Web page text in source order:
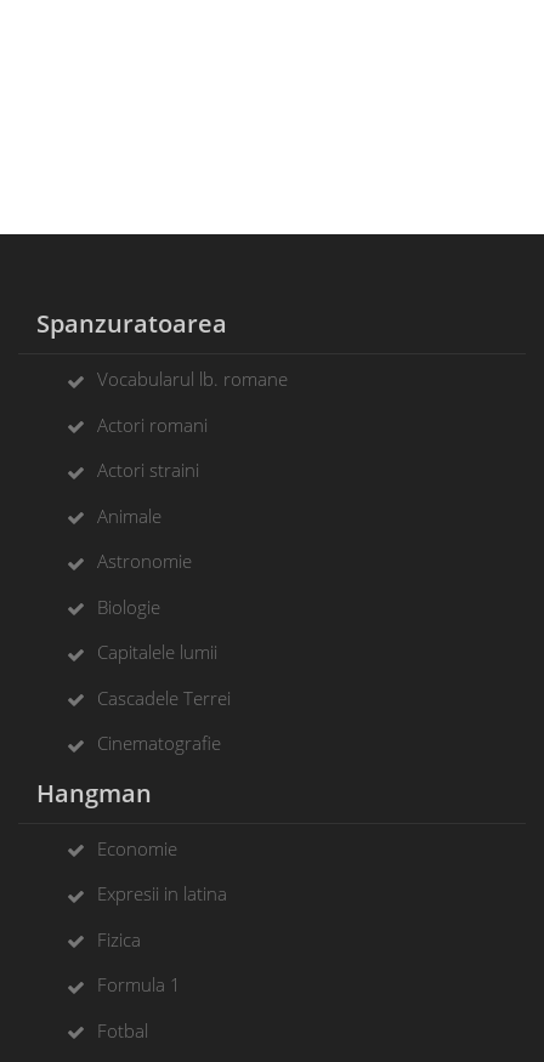
Spanzuratoarea
Vocabularul lb. romane
Actori romani
Actori straini
Animale
Astronomie
Biologie
Capitalele lumii
Cascadele Terrei
Cinematografie
Hangman
Economie
Expresii in latina
Fizica
Formula 1
Fotbal